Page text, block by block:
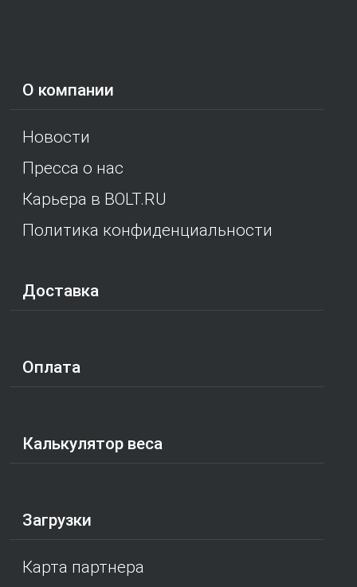
О компании
Новости
Пресса о нас
Карьера в BOLT.RU
Политика конфиденциальности
Доставка
Оплата
Калькулятор веса
Загрузки
Карта партнера